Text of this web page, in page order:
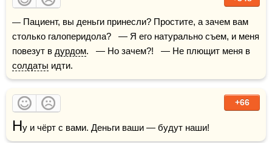
— Пациент, вы деньги принесли? Простите, а зачем вам
столько галоперидола?   — Я его натурально съем, и меня
повезут в дурдом
солдаты идти.
+66
Ну и чёрт с вами. Деньги ваши — будут наши!